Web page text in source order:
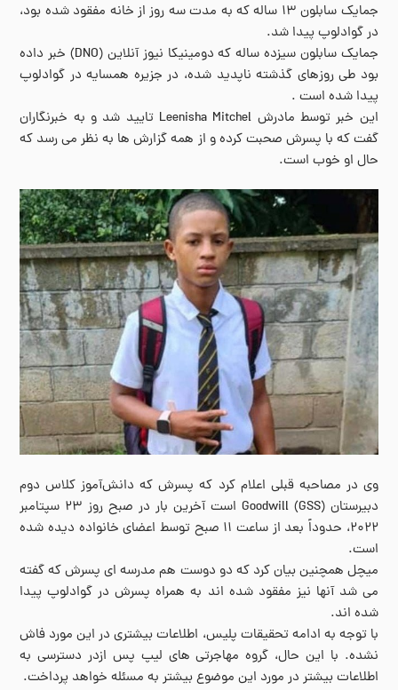
جمایک سابلون ۱۳ ساله که به مدت سه روز از خانه مفقود شده بود،
در گوادلوپ پیدا شد.
جمایک سابلون سیزده ساله که دومینیکا نیوز آنلاین (DNO) خبر داده
بود طی روزهای گذشته ناپدید شده، در جزیره همسایه در گوادلوپ
پیدا شده است .
این خبر توسط مادرش Leenisha Mitchel تایید شد و به خبرنگاران
گفت که با پسرش صحبت کرده و از همه گزارش ها به نظر می رسد که
حال او خوب است.
وی در مصاحبه قبلی اعلام کرد که پسرش که دانش‌آموز کلاس دوم
دبیرستان Goodwill (GSS) است آخرین بار در صبح روز ۲۳ سپتامبر
۲۰۲۲، حدوداً بعد از ساعت ۱۱ صبح توسط اعضای خانواده دیده شده
است.
میچل همچنین بیان کرد که دو دوست هم مدرسه ای پسرش که گفته
می شد آنها نیز مفقود شده اند به همراه پسرش در گوادلوپ پیدا
شده اند.
با توجه به ادامه تحقیقات پلیس، اطلاعات بیشتری در این مورد فاش
نشده. با این حال، گروه مهاجرتی های لیپ پس ازدر دسترسی به
اطلاعات بیشتر در مورد این موضوع بیشتر به مسئله خواهد پرداخت.